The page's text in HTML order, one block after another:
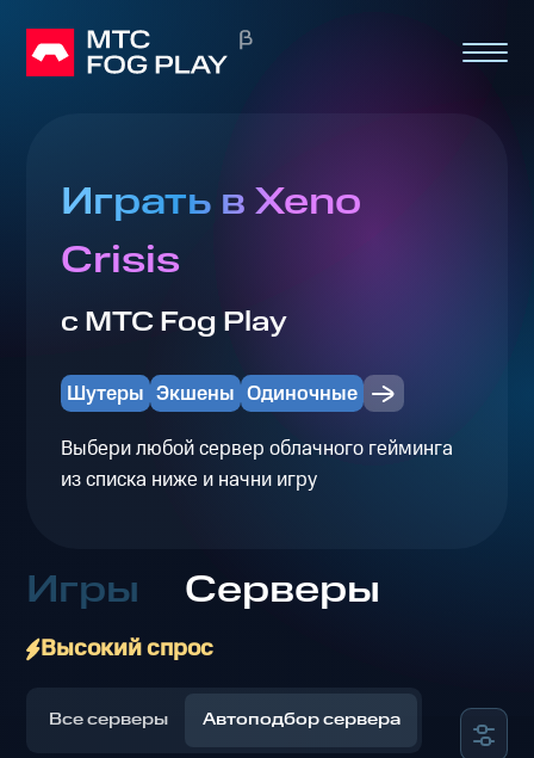
Играть в Xeno
Crisis
с МТС Fog Play
Шутеры Экшены Одиночные
Выбери любой сервер облачного гейминга
из списка ниже и начни игру
Игры Серверы
Высокий спрос
Все серверы Автоподбор сервера